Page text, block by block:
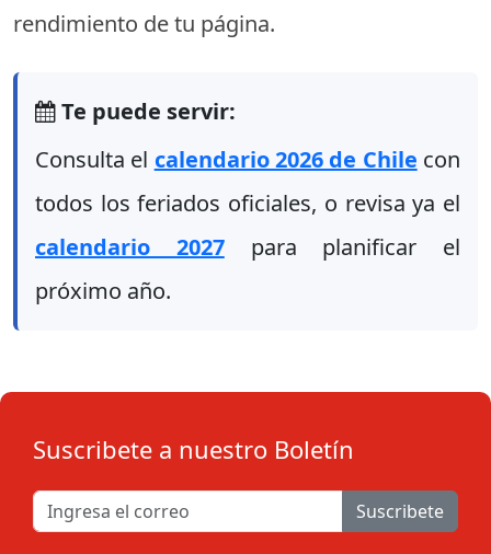
rendimiento de tu página.
Te puede servir:
Consulta el calendario 2026 de Chile con
todos los feriados oficiales, o revisa ya el
calendario 2027para planificar el
próximo año.
Suscribete a nuestro Boletín
Suscribete